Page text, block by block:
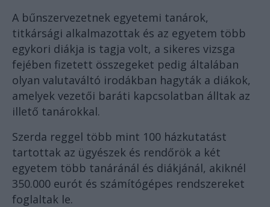
A bűnszervezetnek egyetemi tanárok,
titkársági alkalmazottak és az egyetem több
egykori diákja is tagja volt, a sikeres vizsga
fejében fizetett összegeket pedig általában
olyan valutaváltó irodákban hagyták a diákok,
amelyek vezetői baráti kapcsolatban álltak az
illető tanárokkal.
Szerda reggel több mint 100 házkutatást
tartottak az ügyészek és rendőrök a két
egyetem több tanáránál és diákjánál, akiknél
350.000 eurót és számítógépes rendszereket
foglaltak le.